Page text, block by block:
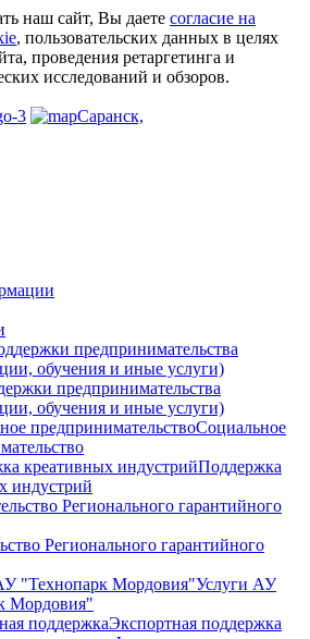
наш сайт, Вы даете согласие на
, пользовательских данных в целях
проведения ретаргетинга и
исследований и обзоров.
Саранск,
предпринимательства
обучения и иные услуги)
Социальное
Поддержка
индустрий
Регионального гарантийного
Услуги АУ
Мордовия"
Экспортная поддержка